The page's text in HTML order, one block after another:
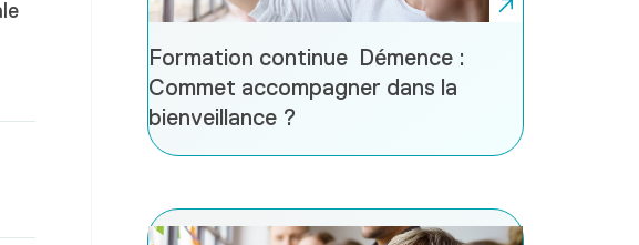
Formation continue Démence :
Commet accompagner dans la
bienveillance ?